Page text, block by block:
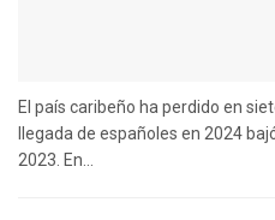
El país caribeño ha perdido en
llegada de españoles en 2024
2023. En...